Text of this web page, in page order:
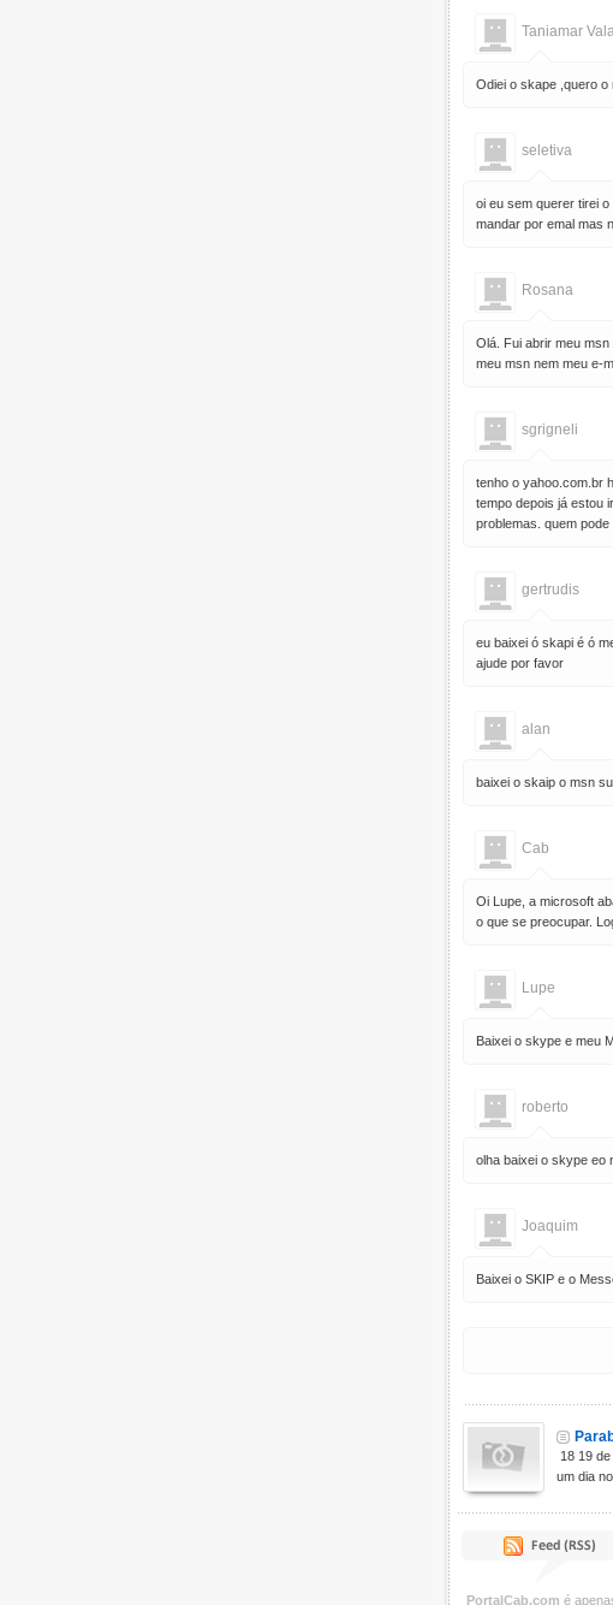
Taniamar
Odiei o skape ,quero o
seletiva
oi eu sem querer tirei
mandar por emal mas
Rosana
Olá. Fui abrir meu
meu msn nem meu e-
sgrigneli
tenho o yahoo.com.br
tempo depois já estou
problemas. quem pode
gertrudis
eu baixei ó skapi é ó
ajude por favor
alan
baixei o skaip o msn
Cab
Oi Lupe, a microsoft
o que se preocupar.
Lupe
Baixei o skype e meu
roberto
olha baixei o skype eo
Joaquim
Baixei o SKIP e o
18 19
um dia
PortalCab.com é